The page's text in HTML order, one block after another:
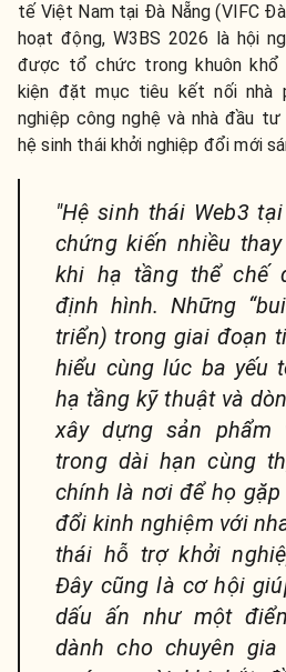
tế Việt Nam tại Đà Nẵng (VIFC
hoạt động, W3BS 2026 là hội
được tổ chức trong khuôn khổ
kiện đặt mục tiêu kết nối nhà
nghiệp công nghệ và nhà đầu
hệ sinh thái khởi nghiệp đổi mới
"Hệ sinh thái Web3
chứng kiến nhiều
khi hạ tầng thể chế
định hình. Những
triển) trong giai đoạn
hiểu cùng lúc ba yếu
hạ tầng kỹ thuật và
xây dựng sản phẩm
trong dài hạn cùng
chính là nơi để họ
đổi kinh nghiệm với
thái hỗ trợ khởi
Đây cũng là cơ hội
dấu ấn như một
dành cho chuyên